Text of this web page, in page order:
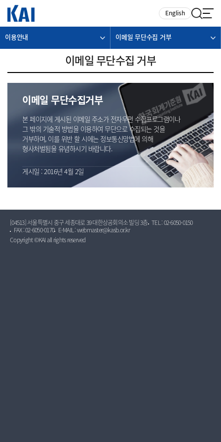
English
이용안내 이메일 무단수집 거부
이메일 무단수집 거부
이메일 무단수집거부
본 페이지에 게시된 이메일 주소가 전자우편 수집프로그램이나
그 밖의 기술적 방법을 이용하여 무단으로 수집되는 것을
거부하며, 이를 위반 할 시에는 정보통신망법에 의해
형사처벌됨을 유념하시기 바랍니다.
게시일 : 2016년 4월 2일
[04513] 서울특별시 중구 세종대로 39 대한상공회의소 빌딩 3층 TEL : 02-6050-0150
FAX : 02-6050-0170
E-MAIL : webmaster@kasb.or.kr
Copyright ©KAI all rights reserved